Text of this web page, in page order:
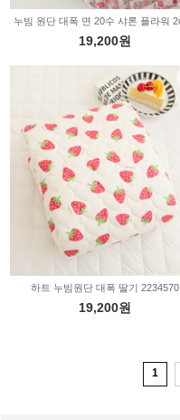
19,200원
하트 누빔원단 대폭 딸기 2234570
19,200원
1